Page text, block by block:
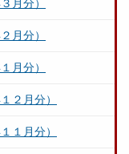
月分）
月分）
月分）
２月分）
１月分）